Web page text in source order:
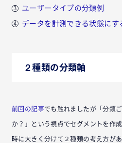
ユーザータイプの分類例
データを計測できる状態にす
２種類の分類軸
前回の記事でも触れましたが「分類
か？」という視点でセグメントを作
時に大きく分けて２種類の考え方があ